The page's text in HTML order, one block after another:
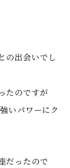
の出会いでし
たのですが
いパワーにク
だったので